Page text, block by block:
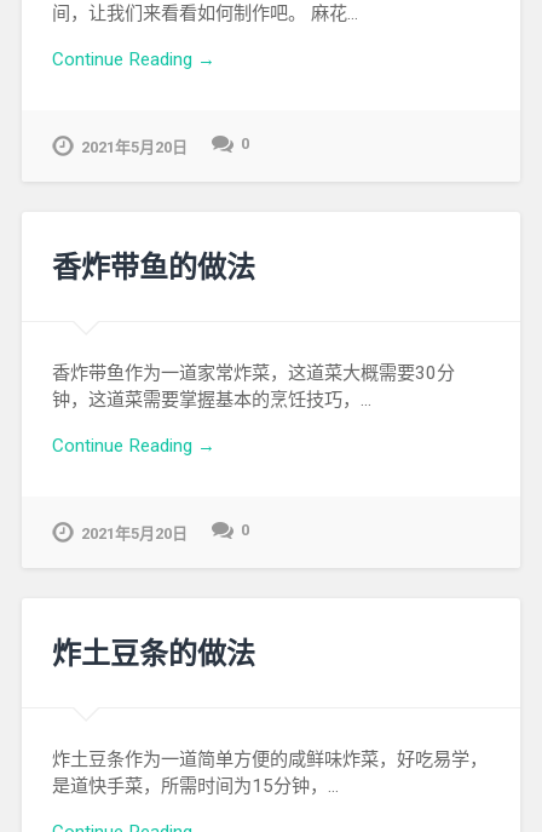
间，让我们来看看如何制作吧。 麻花…
Continue Reading →
2021年5月20日 0
香炸带鱼的做法
香炸带鱼作为一道家常炸菜，这道菜大概需要30分
钟，这道菜需要掌握基本的烹饪技巧，…
Continue Reading →
2021年5月20日 0
炸土豆条的做法
炸土豆条作为一道简单方便的咸鲜味炸菜，好吃易学，
是道快手菜，所需时间为15分钟，…